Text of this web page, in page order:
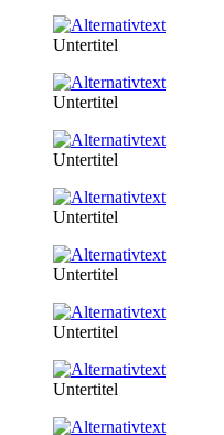
Untertitel
Untertitel
Untertitel
Untertitel
Untertitel
Untertitel
Untertitel